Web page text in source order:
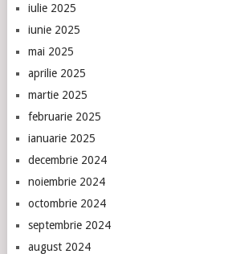
iulie 2025
iunie 2025
mai 2025
aprilie 2025
martie 2025
februarie 2025
ianuarie 2025
decembrie 2024
noiembrie 2024
octombrie 2024
septembrie 2024
august 2024